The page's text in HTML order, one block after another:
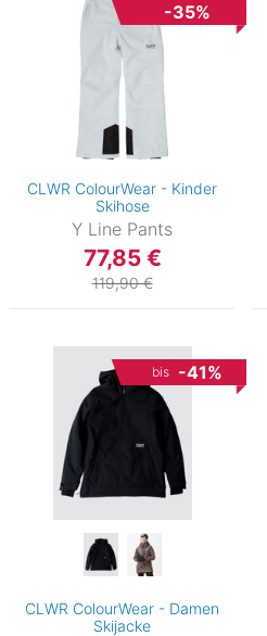
-35%
CLWR ColourWear - Kinder
Skihose
Y Line Pants
77,85 €
119,90 €
bis -41%
CLWR ColourWear - Damen
Skijacke